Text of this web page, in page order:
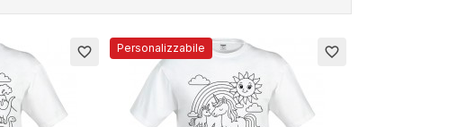
favorite_border Personalizzabile favorite_border